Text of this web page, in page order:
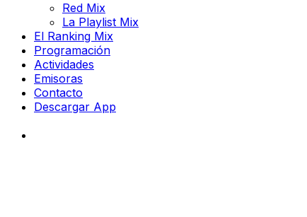
Red Mix
La Playlist Mix
El Ranking Mix
Programación
Actividades
Emisoras
Contacto
Descargar App